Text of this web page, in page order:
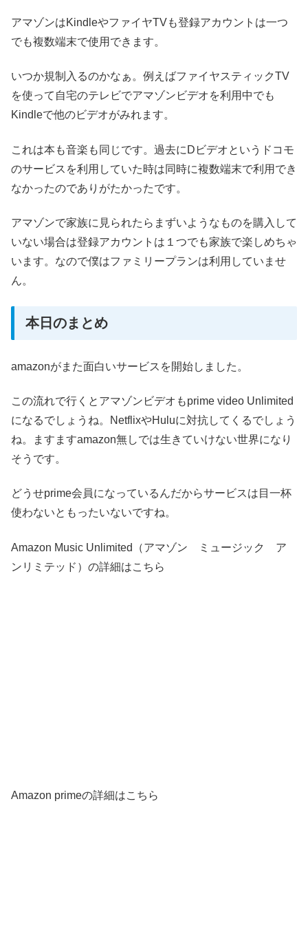
アマゾンはKindleやファイヤTVも登録アカウントは一つ
でも複数端末で使用できます。
いつか規制入るのかなぁ。例えばファイヤスティックTV
を使って自宅のテレビでアマゾンビデオを利用中でも
Kindleで他のビデオがみれます。
これは本も音楽も同じです。過去にDビデオというドコモ
のサービスを利用していた時は同時に複数端末で利用でき
なかったのでありがたかったです。
アマゾンで家族に見られたらまずいようなものを購入して
いない場合は登録アカウントは１つでも家族で楽しめちゃ
います。なので僕はファミリープランは利用していませ
ん。
本日のまとめ
amazonがまた面白いサービスを開始しました。
この流れで行くとアマゾンビデオもprime video Unlimited
になるでしょうね。NetflixやHuluに対抗してくるでしょう
ね。ますますamazon無しでは生きていけない世界になり
そうです。
どうせprime会員になっているんだからサービスは目一杯
使わないともったいないですね。
Amazon Music Unlimited（アマゾン ミュージック ア
ンリミテッド）の詳細はこちら
Amazon primeの詳細はこちら